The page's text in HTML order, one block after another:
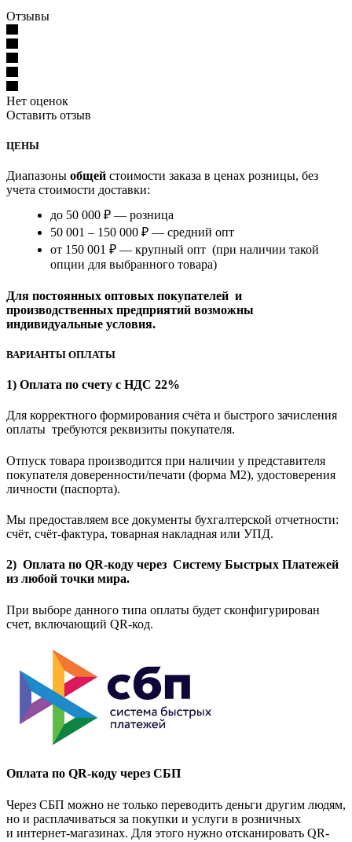
Отзывы
Нет оценок
Оставить отзыв
ЦЕНЫ
Диапазоны общей стоимости заказа в ценах розницы, без
учета стоимости доставки:
до 50 000 ₽ — розница
50 001 – 150 000 ₽ — средний опт
от 150 001 ₽ — крупный опт (при наличии такой
опции для выбранного товара)
Для постоянных оптовых покупателей и
производственных предприятий возможны
индивидуальные условия.
ВАРИАНТЫ ОПЛАТЫ
1) Оплата по счету с НДС 22%
Для корректного формирования счёта и быстрого зачисления
оплаты требуются реквизиты покупателя.
Отпуск товара производится при наличии у представителя
покупателя доверенности/печати (форма M2), удостоверения
личности (паспорта).
Мы предоставляем все документы бухгалтерской отчетности:
счёт, счёт-фактура, товарная накладная или УПД.
2) Оплата по QR-коду через Систему Быстрых Платежей
из любой точки мира.
При выборе данного типа оплаты будет сконфигурирован
счет, включающий QR-код.
Оплата по QR-коду через СБП
Через СБП можно не только переводить деньги другим людям,
но и расплачиваться за покупки и услуги в розничных
и интернет-магазинах. Для этого нужно отсканировать QR-